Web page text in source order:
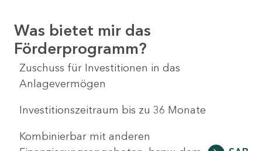
Was bietet mir das
Förderprogramm?
Zuschuss für Investitionen in das
Anlagevermögen
Investitionszeitraum bis zu 36 Monate
Kombinierbar mit anderen